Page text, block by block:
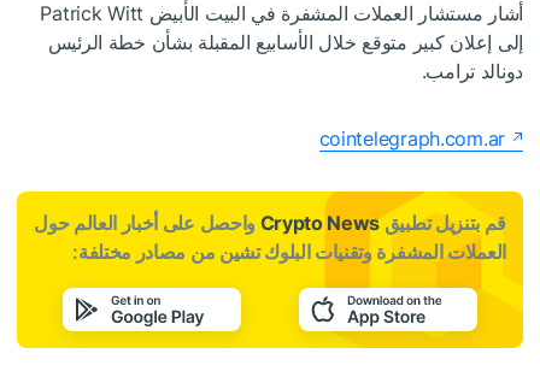
أشار مستشار العملات المشفرة في البيت الأبيض Patrick Witt
إلى إعلان كبير متوقع خلال الأسابيع المقبلة بشأن خطة الرئيس
دونالد ترامب.
cointelegraph.com.ar
قم بتنزيل تطبيقCrypto News واحصل على أخبار العالم حول
العملات المشفرة وتقنيات البلوك تشين من مصادر مختلفة: